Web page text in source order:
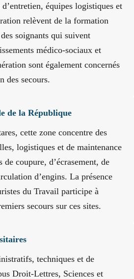
équipes logistiques et
relèvent de la formation
soignants qui suivent
médico-sociaux et
sont également concernés
des secours.
de la République
cette zone concentre des
logistiques et de maintenance
de coupure, d’écrasement, de
d’engins. La présence
du Travail participe à
secours sur ces sites.
techniques et de
Droit-Lettres, Sciences et